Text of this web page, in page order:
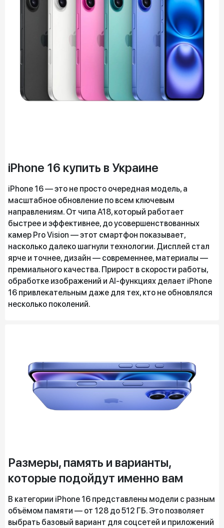
iPhone 16 купить в Украине
iPhone 16 — это не просто очередная модель, а
масштабное обновление по всем ключевым
направлениям. От чипа A18, который работает
быстрее и эффективнее, до усовершенствованных
камер Pro Vision — этот смартфон показывает,
насколько далеко шагнули технологии. Дисплей стал
ярче и точнее, дизайн — современнее, материалы —
премиального качества. Прирост в скорости работы,
обработке изображений и AI-функциях делает iPhone
16 привлекательным даже для тех, кто не обновлялся
несколько поколений.
Размеры, память и варианты,
которые подойдут именно вам
В категории iPhone 16 представлены модели с разным
объёмом памяти — от 128 до 512 ГБ. Это позволяет
выбрать базовый вариант для соцсетей и приложений